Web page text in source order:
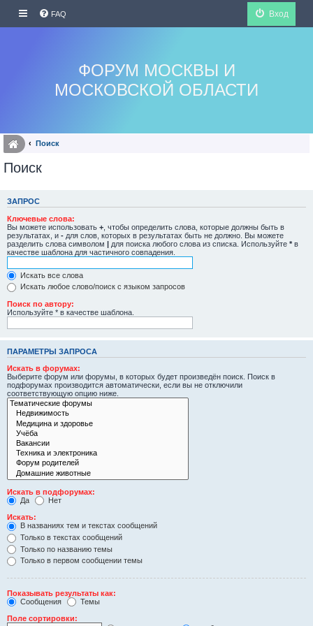
FAQ Вход
ФОРУМ МОСКВЫ И
МОСКОВСКОЙ ОБЛАСТИ
Поиск
Поиск
ЗАПРОС
Ключевые слова:
Вы можете использовать + , чтобы определить слова, которые должны быть в
результатах, и - для слов, которых в результатах быть не должно. Вы можете
разделить слова символом | для поиска любого слова из списка. Используйте * в
качестве шаблона для частичного совпадения.
Искать все слова
Искать любое слово/поиск с языком запросов
Поиск по автору:
Используйте * в качестве шаблона.
ПАРАМЕТРЫ ЗАПРОСА
Искать в форумах:
Выберите форум или форумы, в которых будет произведён поиск. Поиск в
подфорумах производится автоматически, если вы не отключили
соответствующую опцию ниже.
Искать в подфорумах:
Да
Нет
Искать:
В названиях тем и текстах сообщений
Только в текстах сообщений
Только по названию темы
Только в первом сообщении темы
Показывать результаты как:
Сообщения
Темы
Поле сортировки: